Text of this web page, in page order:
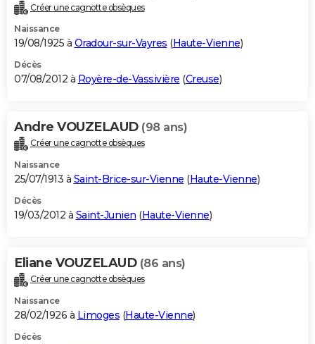
Créer une cagnotte obsèques
Naissance
19/08/1925 à Oradour-sur-Vayres (Haute-Vienne)
Décès
07/08/2012 à Royère-de-Vassivière (Creuse)
Andre VOUZELAUD (98 ans)
Créer une cagnotte obsèques
Naissance
25/07/1913 à Saint-Brice-sur-Vienne (Haute-Vienne)
Décès
19/03/2012 à Saint-Junien (Haute-Vienne)
Eliane VOUZELAUD (86 ans)
Créer une cagnotte obsèques
Naissance
28/02/1926 à Limoges (Haute-Vienne)
Décès